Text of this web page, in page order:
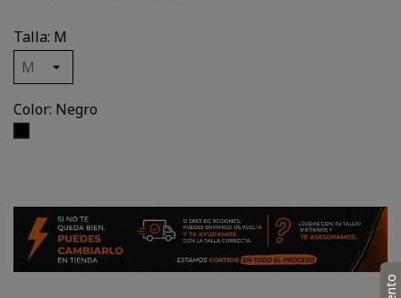
Talla: M
Color: Negro